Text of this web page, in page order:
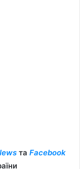
та Facebook